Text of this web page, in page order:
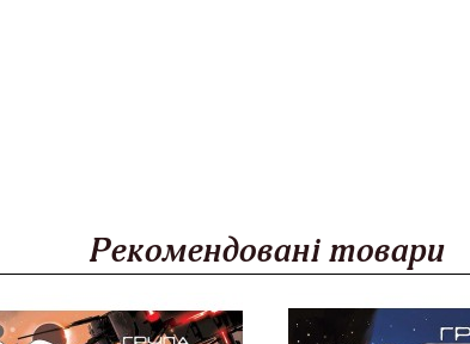
Рекомендовані товари